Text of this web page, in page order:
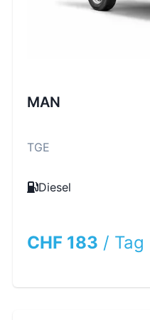
MAN
TGE
Diesel
CHF 183 / Tag